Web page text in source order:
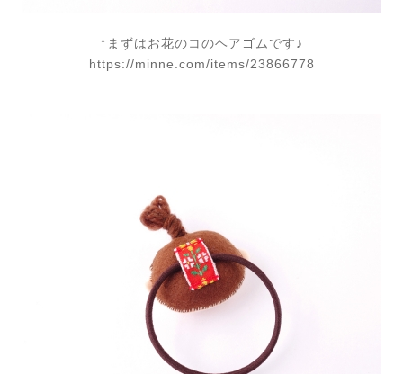
↑まずはお花のコのヘアゴムです♪
https://minne.com/items/23866778